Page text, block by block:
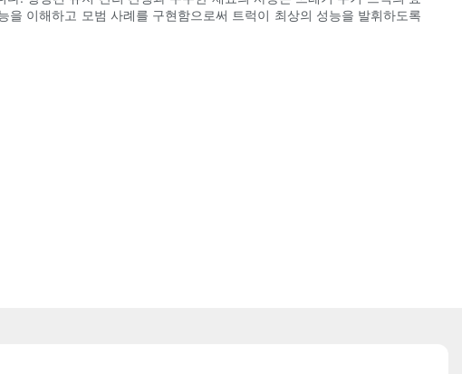
이해하고 모범 사례를 구현함으로써 트럭이 최상의 성능을 발휘하도록